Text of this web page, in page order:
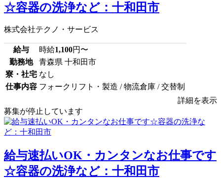
☆容器の洗浄など：十和田市
株式会社テクノ・サービス
給与 時給1,100円〜
勤務地
青森県 十和田市
寮・社宅 なし
仕事内容 フォークリフト・製造 / 物流倉庫 / 交替制
詳細を表示
募集が停止しています
給与速払いOK・カンタンなお仕事です
☆容器の洗浄など：十和田市